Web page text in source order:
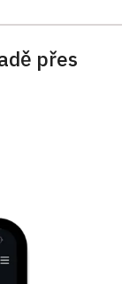
přes